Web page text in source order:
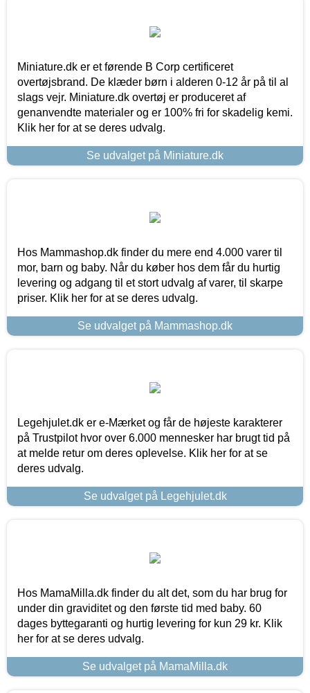
Miniature.dk er et førende B Corp certificeret
overtøjsbrand. De klæder børn i alderen 0-12 år på til al
slags vejr. Miniature.dk overtøj er produceret af
genanvendte materialer og er 100% fri for skadelig kemi.
Klik her for at se deres udvalg.
Se udvalget på Miniature.dk
Hos Mammashop.dk finder du mere end 4.000 varer til
mor, barn og baby. Når du køber hos dem får du hurtig
levering og adgang til et stort udvalg af varer, til skarpe
priser. Klik her for at se deres udvalg.
Se udvalget på Mammashop.dk
Legehjulet.dk er e-Mærket og får de højeste karakterer
på Trustpilot hvor over 6.000 mennesker har brugt tid på
at melde retur om deres oplevelse. Klik her for at se
deres udvalg.
Se udvalget på Legehjulet.dk
Hos MamaMilla.dk finder du alt det, som du har brug for
under din graviditet og den første tid med baby. 60
dages byttegaranti og hurtig levering for kun 29 kr. Klik
her for at se deres udvalg.
Se udvalget på MamaMilla.dk